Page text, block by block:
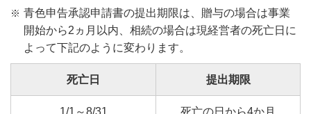
青色申告承認申請書の提出期限は、贈与の場合は事業
開始から2ヵ月以内、相続の場合は現経営者の死亡日に
よって下記のように変わります。
死亡日 提出期限
1/1～8/31 死亡の日から4か月